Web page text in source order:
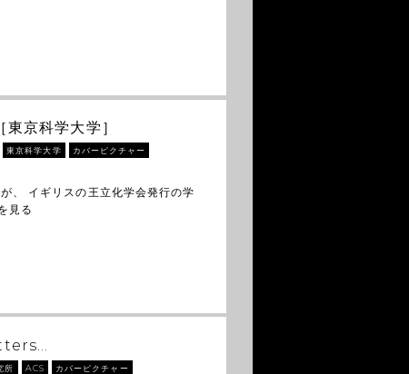
京科学大学］
東京科学大学
カバーピクチャー
、 イギリスの王立化学会発行の学
見る
所 ACS
カバーピクチャー